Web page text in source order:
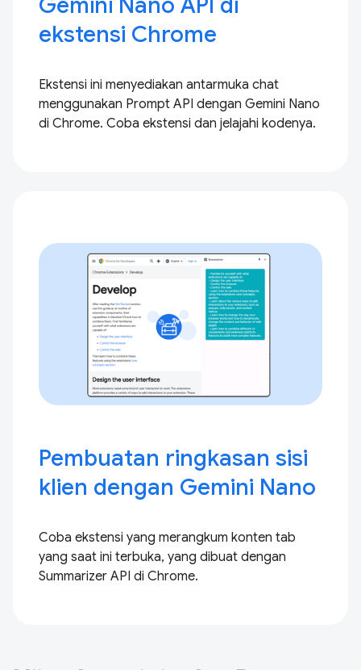
ekstensi Chrome
Ekstensi ini menyediakan antarmuka chat
menggunakan Prompt API dengan Gemini Nano
di Chrome. Coba ekstensi dan jelajahi kodenya.
Pembuatan ringkasan sisi
klien dengan Gemini Nano
Coba ekstensi yang merangkum konten tab
yang saat ini terbuka, yang dibuat dengan
Summarizer API di Chrome.